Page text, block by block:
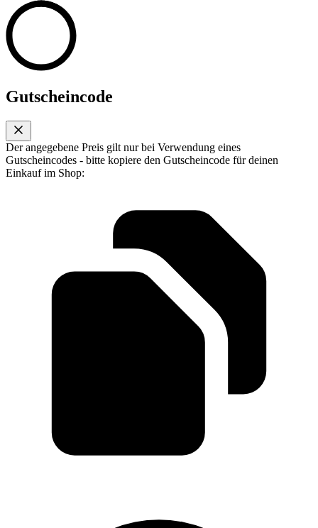
Gutscheincode
Der angegebene Preis gilt nur bei Verwendung eines
Gutscheincodes - bitte kopiere den Gutscheincode für deinen
Einkauf im Shop: